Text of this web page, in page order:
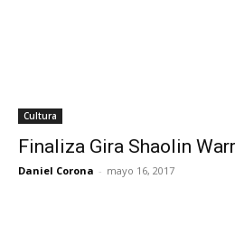
Cultura
Finaliza Gira Shaolin
Daniel Corona - mayo 16, 2017